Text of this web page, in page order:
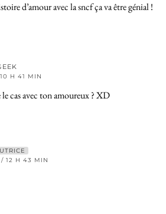
d’amour avec la sncf ça va être génial !
H 41 MIN
le cas avec ton amoureux ? XD
12 H 43 MIN